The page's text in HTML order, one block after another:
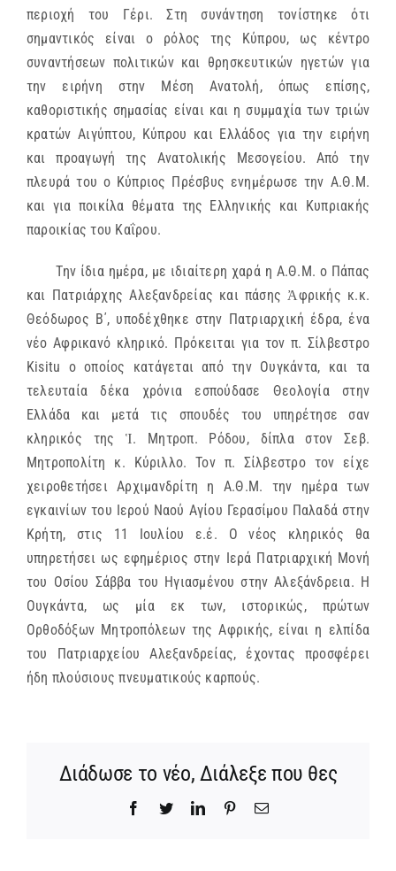
περιοχή του Γέρι. Στη συνάντηση τονίστηκε ότι
σημαντικός είναι ο ρόλος της Κύπρου, ως κέντρο
συναντήσεων πολιτικών και θρησκευτικών ηγετών για
την ειρήνη στην Μέση Ανατολή, όπως επίσης,
καθοριστικής σημασίας είναι και η συμμαχία των τριών
κρατών Αιγύπτου, Κύπρου και Ελλάδος για την ειρήνη
και προαγωγή της Ανατολικής Μεσογείου. Από την
πλευρά του ο Κύπριος Πρέσβυς ενημέρωσε την Α.Θ.Μ.
και για ποικίλα θέματα της Ελληνικής και Κυπριακής
παροικίας του Καΐρου.
Την ίδια ημέρα, με ιδιαίτερη χαρά η Α.Θ.Μ. ο Πάπας
και Πατριάρχης Αλεξανδρείας και πάσης Ἀφρικής κ.κ.
Θεόδωρος Β΄, υποδέχθηκε στην Πατριαρχική έδρα, ένα
νέο Αφρικανό κληρικό. Πρόκειται για τον π. Σίλβεστρο
Kisitu ο οποίος κατάγεται από την Ουγκάντα, και τα
τελευταία δέκα χρόνια εσπούδασε Θεολογία στην
Ελλάδα και μετά τις σπουδές του υπηρέτησε σαν
κληρικός της Ἱ. Μητροπ. Ρόδου, δίπλα στον Σεβ.
Μητροπολίτη κ. Κύριλλο. Τον π. Σίλβεστρο τον είχε
χειροθετήσει Αρχιμανδρίτη η Α.Θ.Μ. την ημέρα των
εγκαινίων του Ιερού Ναού Αγίου Γερασίμου Παλαδά στην
Κρήτη, στις 11 Ιουλίου ε.έ. Ο νέος κληρικός θα
υπηρετήσει ως εφημέριος στην Ιερά Πατριαρχική Μονή
του Οσίου Σάββα του Ηγιασμένου στην Αλεξάνδρεια. Η
Ουγκάντα, ως μία εκ των, ιστορικώς, πρώτων
Ορθοδόξων Μητροπόλεων της Αφρικής, είναι η ελπίδα
του Πατριαρχείου Αλεξανδρείας, έχοντας προσφέρει
ήδη πλούσιους πνευματικούς καρπούς.
Διάδωσε το νέο, Διάλεξε που θες
Facebook
TwitterLinkedInPinterestEmail